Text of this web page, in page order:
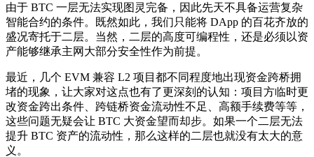
由于 BTC 一层无法实现图灵完备，因此先天不具备运营复杂
智能合约的条件。既然如此，我们只能将 DApp 的百花齐放的
盛况寄托于二层。当然，二层的高度可编程性，还是必须以资
产能够继承主网大部分安全性作为前提。
最近，几个 EVM 兼容 L2 项目都不同程度地出现资金跨桥拥
堵的现象，让大家对这点也有了更深刻的认知：项目方临时更
改资金跨出条件、跨链桥资金流动性不足、高额手续费等等，
这些问题无疑会让 BTC 大资金望而却步。如果一个二层无法
提升 BTC 资产的流动性，那么这样的二层也就没有太大的意
义。